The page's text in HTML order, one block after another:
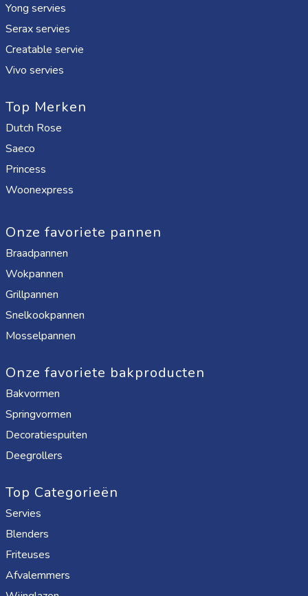
Yong servies
Serax servies
Creatable servie
Vivo servies
Top Merken
Dutch Rose
Saeco
Princess
Woonexpress
Onze favoriete pannen
Braadpannen
Wokpannen
Grillpannen
Snelkookpannen
Mosselpannen
Onze favoriete bakproducten
Bakvormen
Springvormen
Decoratiespuiten
Deegrollers
Top Categorieën
Servies
Blenders
Friteuses
Afvalemmers